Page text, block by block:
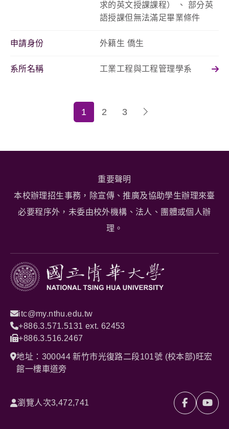
求的英文授課課程） 、 部分英
語授課但無法滿足畢業條件
申請身份 外籍生 僑生
系所名稱 工業工程與工程管理學系
1 2 3
重要聲明
本校辦理招生事務，除宣傳、推廣及協助學生辦理來臺
必要程序外，未委由校外機構、法人、團體或個人辦
理。
itc@my.nthu.edu.tw
+886.3.571.5131 ext. 62453
+886.3.516.2467
地址：300044 新竹市光復路二段101號 (校本部)旺宏
館一樓車道旁
瀏覽人次3,472,741